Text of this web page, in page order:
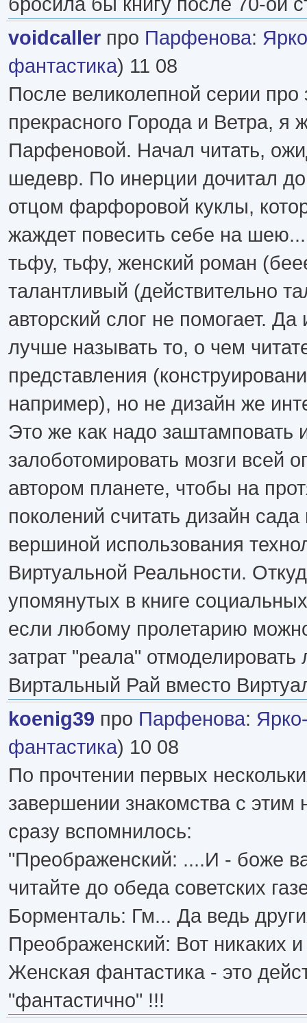
voidcaller про Парфенова:
фантастика) 11 08
После великолепной серии про
прекрасного Города и Ветра, я
Парфеновой. Начал читать,
шедевр. По инерции дочитал
отцом фарфоровой куклы,
жаждет повесить себе на
тьфу, тьфу, женский роман
талантливый (действительно
авторский слог не помогает.
лучше называть то, о чем
представления
например), но не дизайн же
Это же как надо заштамповать
залоботомировать мозги всей
автором планете, чтобы на
поколений считать дизайн
вершиной использования
Виртуальной Реальности.
упомянутых в книге
если любому пролетарию
затрат "реала" отмоделировать
Виртальный Рай вместо
koenig39 про Парфенова:
фантастика) 10 08
По прочтении первых
завершении знакомства с этим
сразу вспомнилось:
"Преображенский: ....И - боже
читайте до обеда советских
Борменталь: Гм... Да ведь
Преображенский: Вот никаких
Женская фантастика - это
"фантастично" !!!